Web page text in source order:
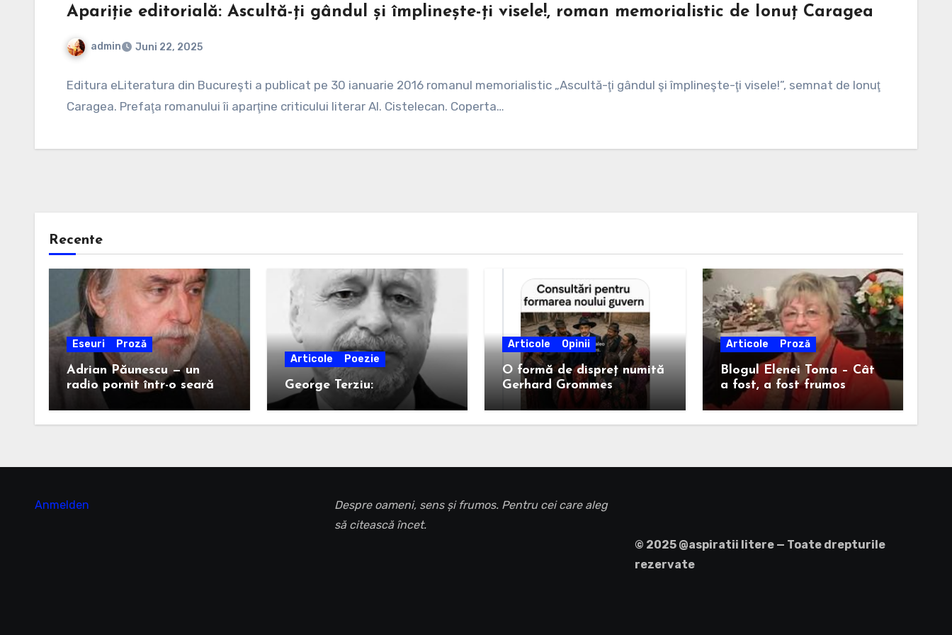
Apariție editorială: Ascultă-ți gândul și împlinește-ți visele!, roman memorialistic de Ionuț Caragea
admin Juni 22, 2025
Kommentare
Editura eLiteratura din Bucureşti a publicat pe 30 ianuarie 2016 romanul memorialistic „Ascultă-ţi gândul şi împlineşte-ţi visele!”, semnat de Ionuţ
Caragea. Prefaţa romanului îi aparţine criticului literar Al. Cistelecan. Coperta…
Recente
Eseuri Proză
Adrian Păunescu — un
radio pornit într-o seară
Articole Poezie
George Terziu:
Articole Opinii
O formă de dispreț numită
Gerhard Grommes
Articole Proză
Blogul Elenei Toma – Cât
a fost, a fost frumos
Anmelden
Despre oameni, sens și frumos. Pentru cei care aleg
să citească încet.
© 2025 @aspiratii litere — Toate drepturile
rezervate